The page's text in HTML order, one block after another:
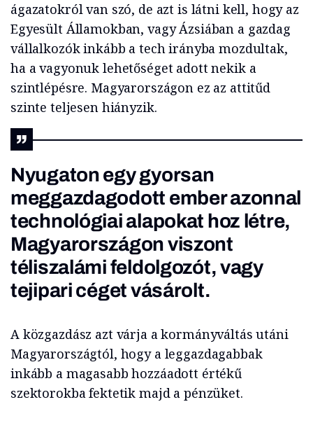
ágazatokról van szó, de azt is látni kell, hogy az
Egyesült Államokban, vagy Ázsiában a gazdag
vállalkozók inkább a tech irányba mozdultak,
ha a vagyonuk lehetőséget adott nekik a
szintlépésre. Magyarországon ez az attitűd
szinte teljesen hiányzik.
Nyugaton egy gyorsan
meggazdagodott ember azonnal
technológiai alapokat hoz létre,
Magyarországon viszont
téliszalámi feldolgozót, vagy
tejipari céget vásárolt.
A közgazdász azt várja a kormányváltás utáni
Magyarországtól, hogy a leggazdagabbak
inkább a magasabb hozzáadott értékű
szektorokba fektetik majd a pénzüket.